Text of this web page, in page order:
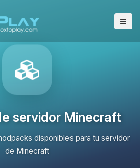
servidor Minecraft
disponibles para tu servidor
de Minecraft